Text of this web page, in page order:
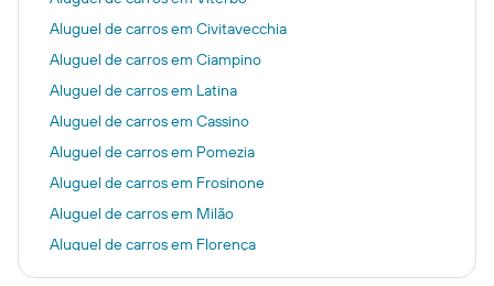
Aluguel de carros em Civitavecchia
Aluguel de carros em Ciampino
Aluguel de carros em Latina
Aluguel de carros em Cassino
Aluguel de carros em Pomezia
Aluguel de carros em Frosinone
Aluguel de carros em Milão
Aluguel de carros em Florença
Aluguel de carros em Veneza